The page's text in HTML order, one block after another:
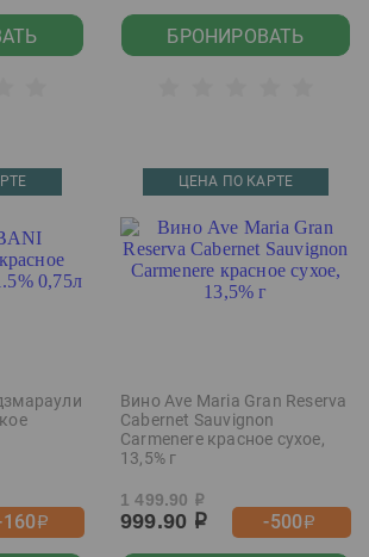
БРОНИРОВАТЬ
р
ЦЕНА ПО КАРТЕ
Вино Ave Maria Gran Reserva
Cabernet Sauvignon
Carmenere красное сухое,
13,5% г
1 499.90 р
999.90 р -500р